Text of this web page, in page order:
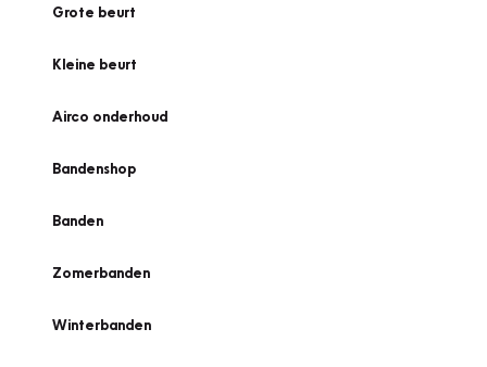
Grote beurt
Kleine beurt
Airco onderhoud
Bandenshop
Banden
Zomerbanden
Winterbanden